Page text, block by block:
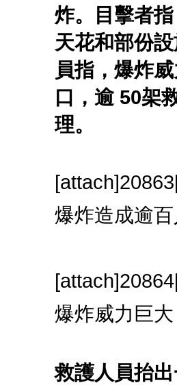
炸。目擊者
天花和部份
員指，爆炸
口，逾 50架
理。
爆炸造成逾
爆炸威力巨
救護人員抬